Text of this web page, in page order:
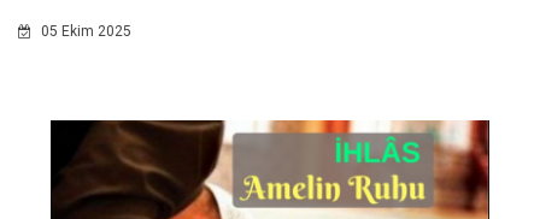
05 Ekim 2025